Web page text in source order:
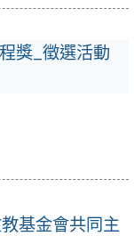
獎_徵選活動
基金會共同主